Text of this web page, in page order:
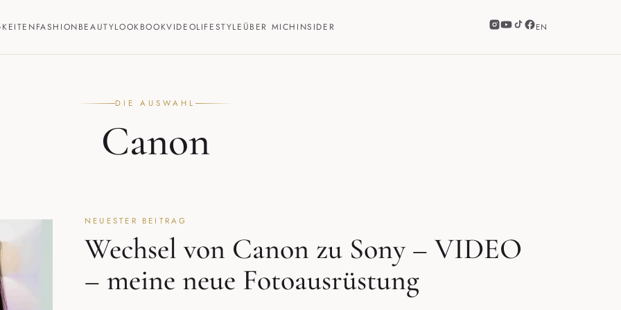
FASHIONBEAUTYLOOKBOOKVIDEOLIFESTYLE ÜBER MICH INSIDER EN
DIE AUSWAHL
Canon
NEUESTER BEITRAG
Wechsel von Canon zu Sony – VIDEO
– meine neue Fotoausrüstung